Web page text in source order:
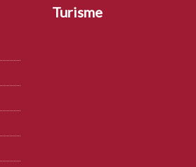
Turisme